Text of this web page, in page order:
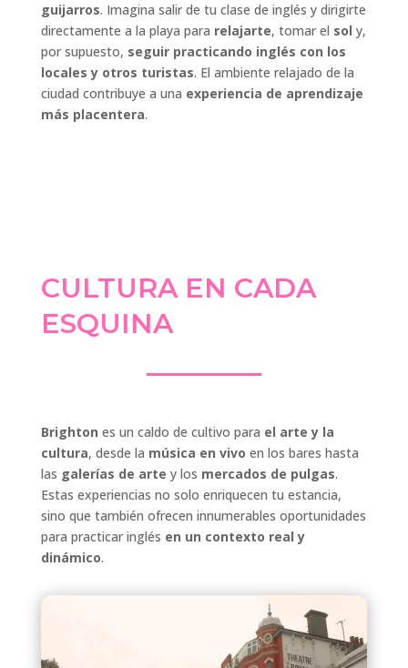
guijarros. Imagina salir de tu clase de inglés y dirigirte
directamente a la playa para relajarte, tomar el sol y,
por supuesto, seguir practicando inglés con los
locales y otros turistas. El ambiente relajado de la
ciudad contribuye a una experiencia de aprendizaje
más placentera.
CULTURA EN CADA
ESQUINA
Brighton es un caldo de cultivo para el arte y la
cultura, desde la música en vivo en los bares hasta
las galerías de arte y los mercados de pulgas.
Estas experiencias no solo enriquecen tu estancia,
sino que también ofrecen innumerables oportunidades
para practicar inglés en un contexto real y
dinámico.